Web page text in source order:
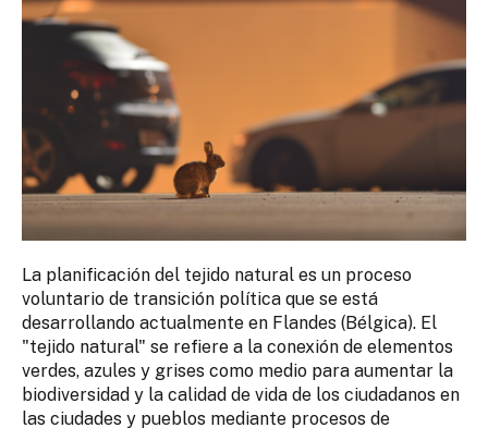
La planificación del tejido natural es un proceso
voluntario de transición política que se está
desarrollando actualmente en Flandes (Bélgica). El
"tejido natural" se refiere a la conexión de elementos
verdes, azules y grises como medio para aumentar la
biodiversidad y la calidad de vida de los ciudadanos en
las ciudades y pueblos mediante procesos de